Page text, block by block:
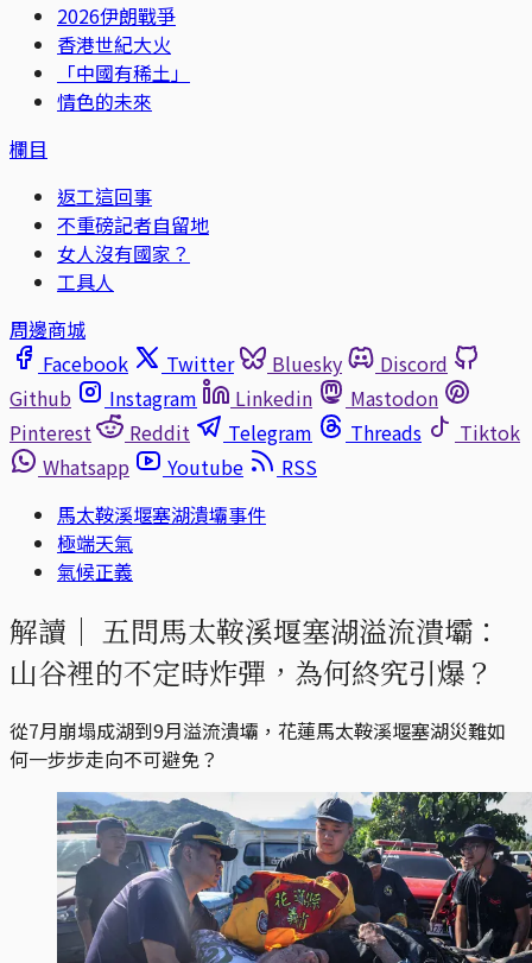
2026伊朗戰爭
香港世紀大火
「中國有稀土」
情色的未來
欄目
返工這回事
不重磅記者自留地
女人沒有國家？
工具人
周邊商城
Facebook
Twitter Bluesky
Discord
Github
Instagram Linkedin
Mastodon
Pinterest
Reddit Telegram Threads
Tiktok
Whatsapp
Youtube
RSS
馬太鞍溪堰塞湖潰壩事件
極端天氣
氣候正義
解讀｜ 五問馬太鞍溪堰塞湖溢流潰壩：
山谷裡的不定時炸彈，為何終究引爆？
從7月崩塌成湖到9月溢流潰壩，花蓮馬太鞍溪堰塞湖災難如
何一步步走向不可避免？